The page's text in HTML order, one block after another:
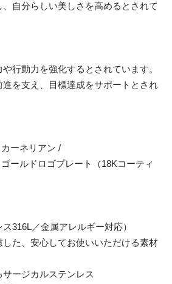
自分らしい美しさを高めるとされて
行動力を強化するとされています。
を支え、目標達成をサポートとされ
ーネリアン /
ールドロゴプレート（18Kコーティ
316L／金属アレルギー対応）
た、安心してお使いいただける素材
ージカルステンレス